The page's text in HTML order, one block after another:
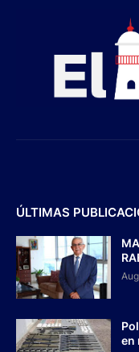
ÚLTIMAS
en